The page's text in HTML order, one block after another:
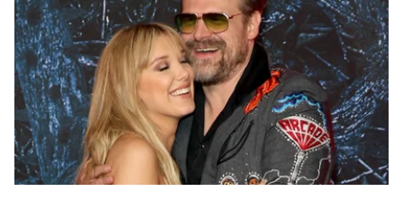
KÖZÉLET UTAZÁS
ÉLETMÓD DESIGN
BESZÉLGETÉSEK ARCOK
VIDEÓ TÖRTÉNETEK
GASZTRO